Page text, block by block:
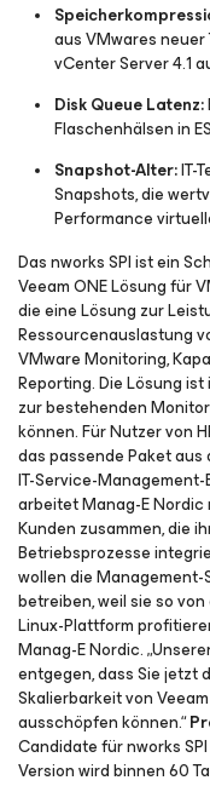
aus VMwares neuer
vCenter Server 4.1
Disk Queue Latenz:
Flaschenhälsen in
Snapshot-Alter:IT-
Snapshots, die
Performance
Das nworks SPI ist ein
Veeam ONE Lösung für
die eine Lösung zur
Ressourcenauslastung
VMware Monitoring,
Reporting. Die Lösung
zur bestehenden
können. Für Nutzer von
das passende Paket aus
IT-Service-
arbeitet Manag-E
Kunden zusammen, die
Betriebsprozesse
wollen die
betreiben, weil sie so
Linux-Plattform
Manag-E Nordic.
entgegen, dass Sie jetzt
Skalierbarkeit von
ausschöpfen können.“
Candidate für nworks
Version wird binnen 60